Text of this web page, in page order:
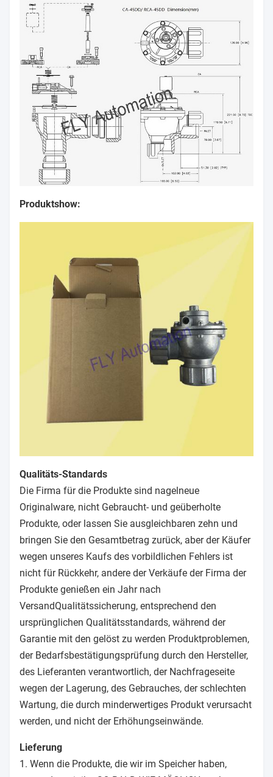
Produktshow:
Qualitäts-Standards
Die Firma für die Produkte sind nagelneue
Originalware, nicht Gebraucht- und geüberholte
Produkte, oder lassen Sie ausgleichbaren zehn und
bringen Sie den Gesamtbetrag zurück, aber der Käufer
wegen unseres Kaufs des vorbildlichen Fehlers ist
nicht für Rückkehr, andere der Verkäufe der Firma der
Produkte genießen ein Jahr nach
VersandQualitätssicherung, entsprechend den
ursprünglichen Qualitätsstandards, während der
Garantie mit den gelöst zu werden Produktproblemen,
der Bedarfsbestätigungsprüfung durch den Hersteller,
des Lieferanten verantwortlich, der Nachfrageseite
wegen der Lagerung, des Gebrauches, der schlechten
Wartung, die durch minderwertiges Produkt verursacht
werden, und nicht der Erhöhungseinwände.
Lieferung
1. Wenn die Produkte, die wir im Speicher haben,